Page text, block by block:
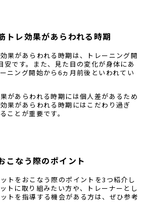
トレ効果があらわれる時期
果があらわれる時期は、トレーニング開
安です。また、見た目の変化が身体にあ
ニング開始から6ヵ月前後といわれてい
があらわれる時期には個人差があるため
果があらわれる時期にはこだわり過ぎ
ことが重要です。
こなう際のポイント
トをおこなう際のポイントを3つ紹介し
トに取り組みたい方や、トレーナーとし
トを指導する機会がある方は、ぜひ参考